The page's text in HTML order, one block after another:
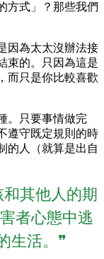
方式」？那些我們
因為太太沒辦法接
束的。只因為這是
而只是你比較喜歡
。只要事情做完
遵守既定規則的時
的人（就算是出自
其他人的期
者心態中逃
生活。❞